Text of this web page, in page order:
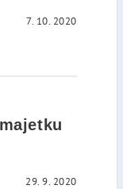
7. 10. 2020
29. 9. 2020